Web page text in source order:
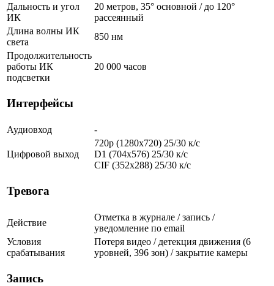
Дальность и угол
ИК
20 метров, 35° основной / до 120°
рассеянный
Длина волны ИК
света
850 нм
Продолжительность
работы ИК
подсветки
20 000 часов
Интерфейсы
Аудиовход -
Цифровой выход
720p (1280x720) 25/30 к/с
D1 (704x576) 25/30 к/с
CIF (352x288) 25/30 к/с
Тревога
Действие
Отметка в журнале / запись /
уведомление по email
Условия
срабатывания
Потеря видео / детекция движения (6
уровней, 396 зон) / закрытие камеры
Запись